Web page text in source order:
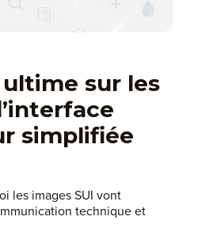
sur les
simplifiée
les images SUI vont
technique et